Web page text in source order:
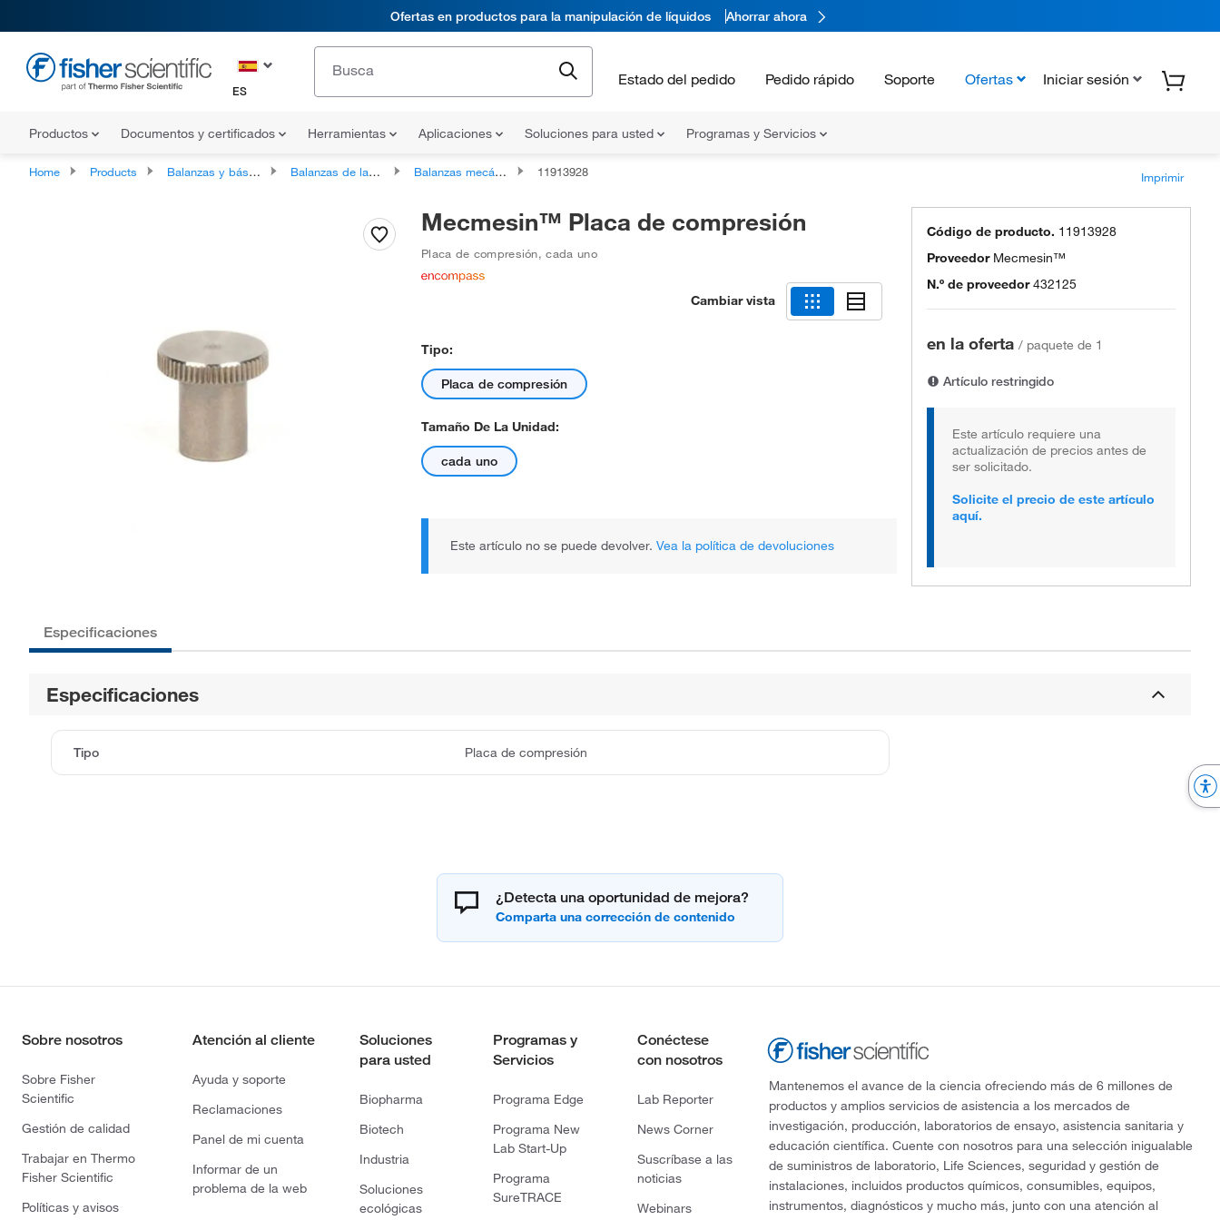
Ofertas en productos para la manipulación de líquidos Ahorrar ahora
ES
Estado del pedido Pedido rápido Soporte Ofertas Iniciar sesión
Productos Documentos y certificados Herramientas Aplicaciones Soluciones para usted Programas y Servicios
Home Products Balanzas y básculas Balanzas de laboratorio Balanzas mecánicas 11913928 Imprimir
Mecmesin™ Placa de compresión
Placa de compresión,cada uno
Cambiar vista
Tipo:
Placa de compresión
Tamaño De La Unidad:
cada uno
Este artículo no se puede devolver. Vea la política de devoluciones
Código de producto. 11913928
Proveedor Mecmesin™
N.º de proveedor 432125
en la oferta / paquete de 1
Artículo restringido
Este artículo requiere una
actualización de precios antes de
ser solicitado.
Solicite el precio de este artículo
aquí.
Especificaciones
Especificaciones
Tipo Placa de compresión
¿Detecta una oportunidad de mejora?
Sobre nosotros
Sobre Fisher
Scientific
Gestión de calidad
Trabajar en Thermo
Fisher Scientific
Políticas y avisos
Atención al cliente
Ayuda y soporte
Reclamaciones
Panel de mi cuenta
Informar de un
problema de la web
Soluciones
para usted
Biopharma
Biotech
Industria
Soluciones
ecológicas
Programas y
Servicios
Programa Edge
Programa New
Lab Start-Up
Programa
SureTRACE
Conéctese
con nosotros
Lab Reporter
News Corner
Suscríbase a las
noticias
Webinars
Mantenemos el avance de la ciencia ofreciendo más de 6 millones de
productos y amplios servicios de asistencia a los mercados de
investigación, producción, laboratorios de ensayo, asistencia sanitaria y
educación científica. Cuente con nosotros para una selección inigualable
de suministros de laboratorio, Life Sciences, seguridad y gestión de
instalaciones, incluidos productos químicos, consumibles, equipos,
instrumentos, diagnósticos y mucho más, junto con una atención al